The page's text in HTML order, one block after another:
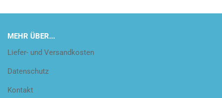
MEHR ÜBER...
Liefer- und Versandkosten
Datenschutz
Kontakt